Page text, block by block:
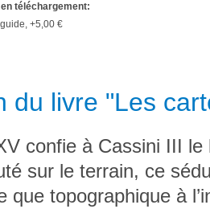
téléchargement:
+5,00 €
du livre "Les
confie à Cassini III le
sur le terrain, ce
que topographique à